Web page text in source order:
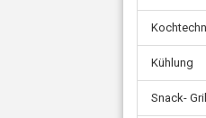
Kühlung
Snack-